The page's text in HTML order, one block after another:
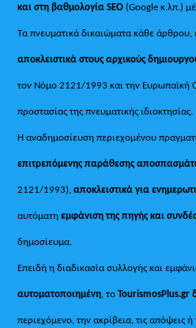
και στη βαθμολογία SEO (Google κ.λπ.)
Τα πνευματικά δικαιώματα κάθε άρθρου,
αποκλειστικά στους αρχικούς
τον Νόμο 2121/1993 και την Ευρωπαϊκή
προστασίας της πνευματικής ιδιοκτησίας.
Η αναδημοσίευση περιεχομένου
επιτρεπόμενης παράθεσης
2121/1993), αποκλειστικά για
αυτόματηεμφάνιση της πηγής και
δημοσίευμα.
Επειδή η διαδικασία συλλογής και
αυτοματοποιημένη, τοTourismosPlus.gr
περιεχόμενο, την ακρίβεια, τις απόψεις